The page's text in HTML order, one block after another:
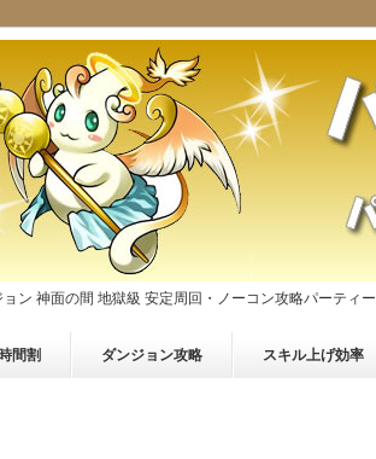
ン 神面の間 地獄級 安定周回・ノーコン攻略パーティー
間割 ダンジョン攻略 スキル上げ効率